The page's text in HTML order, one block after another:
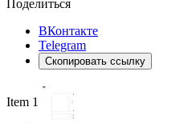
Поделиться
ВКонтакте
Telegram
Скопировать ссылку
Item 1 of 6